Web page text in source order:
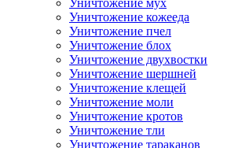
Уничтожение мух
Уничтожение кожееда
Уничтожение пчел
Уничтожение блох
Уничтожение двухвостки
Уничтожение шершней
Уничтожение клещей
Уничтожение моли
Уничтожение кротов
Уничтожение тли
Уничтожение тараканов